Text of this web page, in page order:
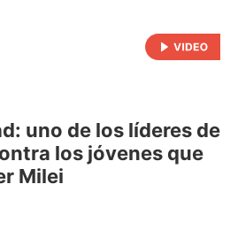
uno de los líderes de
los jóvenes que
Milei